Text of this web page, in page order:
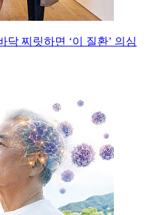
닥 찌릿하면 ‘이 질환’ 의심